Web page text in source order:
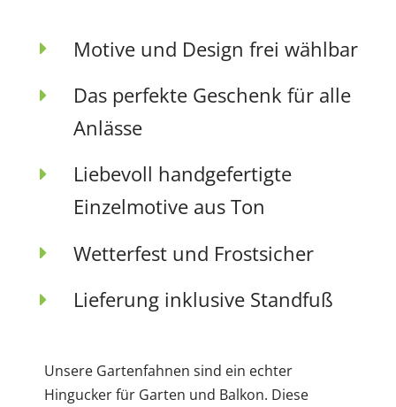
Motive und Design frei wählbar
Das perfekte Geschenk für alle
Anlässe
Liebevoll handgefertigte
Einzelmotive aus Ton
Wetterfest und Frostsicher
Lieferung inklusive Standfuß
Unsere Gartenfahnen sind ein echter
Hingucker für Garten und Balkon. Diese